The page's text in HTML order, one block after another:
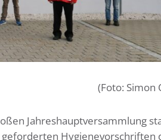
(Foto: Simon
Jahreshauptversammlung
Hygienevorschriften